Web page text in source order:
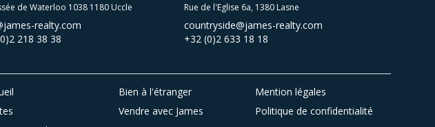
de Waterloo 1038 1180 Uccle
realty.com
218 38 38
Rue de l'Eglise 6a, 1380 Lasne
countryside@james-realty.com
+32 (0)2 633 18 18
Bien à l'étranger
Mention légales
Vendre avec James
Politique de confidentialité